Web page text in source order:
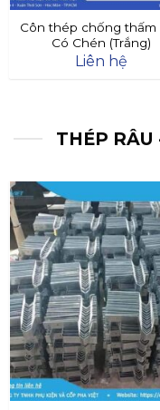
Côn thép chống thấm
Có Chén (Trắng)
Liên hệ
THÉP RÂU